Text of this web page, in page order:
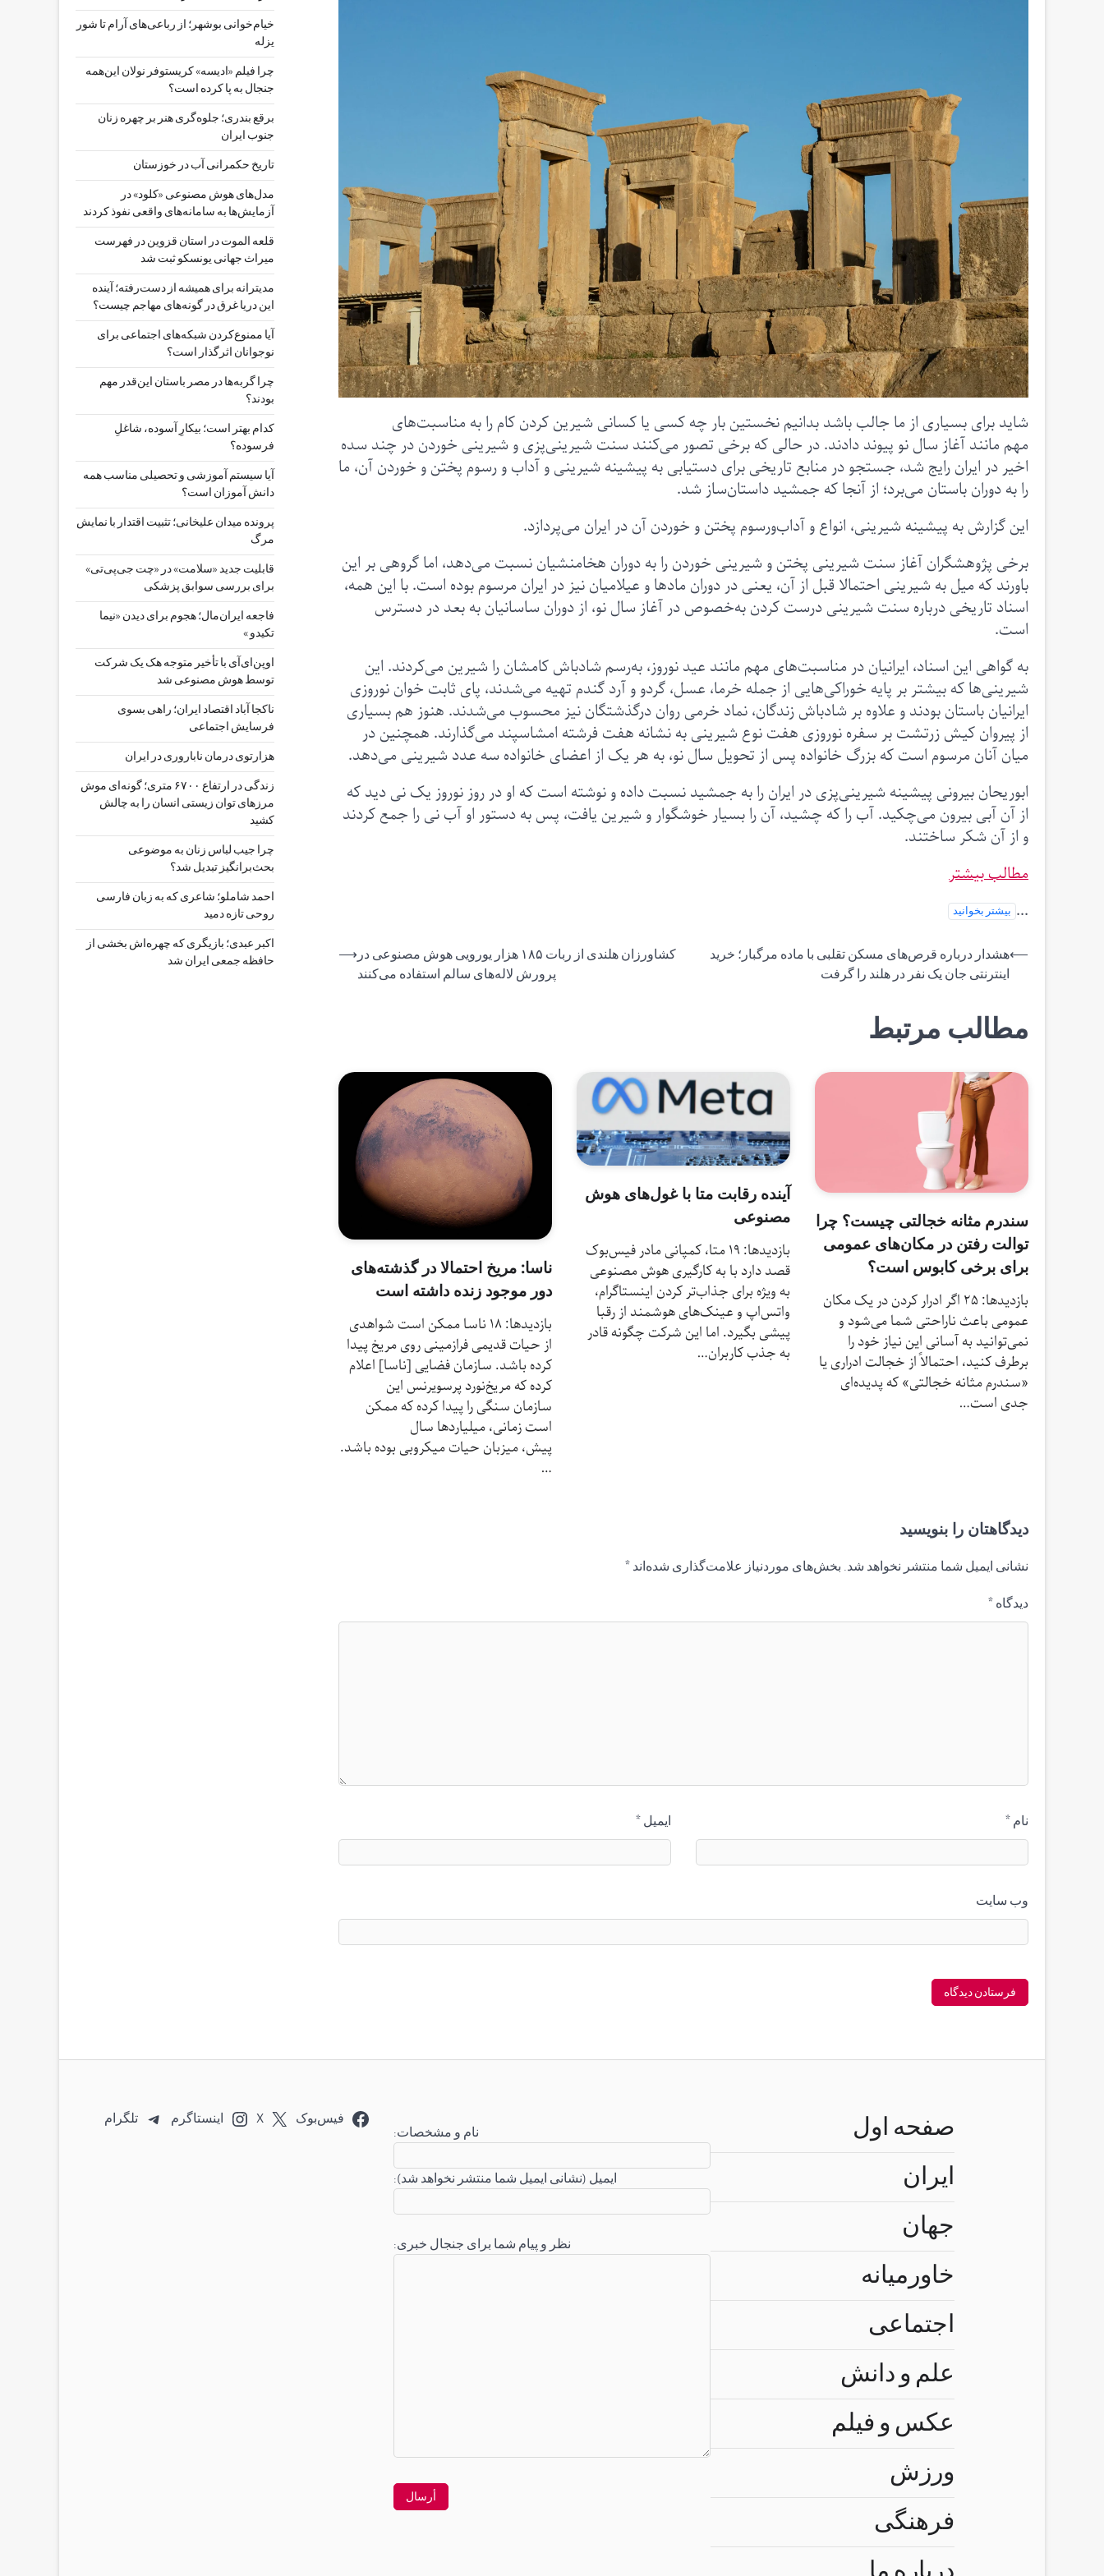
شاید برای بسیاری از ما جالب باشد بدانیم نخستین‌ بار چه کسی یا کسانی شیرین کردن کام را به مناسبت‌های
مهم مانند آغاز سال نو پیوند دادند. در حالی‌ که برخی تصور می‌کنند سنت شیرینی‌پزی و شیرینی‌ خوردن در چند سده
اخیر در ایران رایج شد، جستجو در منابع تاریخی برای دستیابی به پیشینه شیرینی و آداب و رسوم پختن و خوردن آن، ما
را به دوران باستان می‌برد؛ از آنجا که جمشید داستان‌ساز شد.
این گزارش به پیشینه شیرینی، انواع و آداب‌ورسوم پختن و خوردن آن در ایران می‌پردازد.
برخی پژوهشگران آغاز سنت شیرینی پختن و شیرینی خوردن را به دوران هخامنشیان نسبت می‌دهد، اما گروهی بر این
باورند که میل به شیرینی احتمالا قبل از آن، یعنی در دوران مادها و عیلامیان نیز در ایران مرسوم بوده است. با این همه،
اسناد تاریخی درباره سنت شیرینی درست کردن به‌خصوص در آغاز سال نو، از دوران ساسانیان به بعد در دسترس
است.
به گواهی این اسناد، ایرانیان در مناسبت‌های مهم مانند عید نوروز، به‌رسم شادباش کامشان را شیرین می‌کردند. این
شیرینی‌ها که بیشتر بر پایه خوراکی‌هایی از جمله خرما، عسل، گردو و آرد گندم تهیه می‌شدند، پای ثابت خوان نوروزی
ایرانیان باستان بودند و علاوه بر شادباش زندگان، نماد خرمی روان درگذشتگان نیز محسوب می‌شدند. هنوز هم بسیاری
از پیروان کیش زرتشت بر سفره نوروزی‌ هفت نوع شیرینی به نشانه هفت فرشته امشاسپند می‌گذارند. همچنین در
میان آنان مرسوم است که بزرگ خانواده پس از تحویل سال نو، به هر یک از اعضای خانواده سه عدد شیرینی می‌دهد.
ابوریحان بیرونی پیشینه شیرینی‌پزی در ایران را به جمشید نسبت داده و نوشته است که او در روز نوروز یک نی‌ دید که
از آن آبی بیرون می‌چکید. آب را که چشید، آن را بسیار خوشگوار و شیرین یافت، پس به دستور او آب نی را جمع‌ کردند
و از آن شکر ساختند.
مطالب بیشتر
...
بیشتر بخوانید
راهبری
نوشته
⟵هشدار درباره قرص‌های مسکن تقلبی با ماده مرگبار؛ خرید
اینترنتی جان یک نفر در هلند را گرفت
کشاورزان هلندی از ربات ۱۸۵ هزار یورویی هوش مصنوعی در
پرورش لاله‌های سالم استفاده می‌کنند
⟶
مطالب مرتبط
سندرم مثانه خجالتی چیست؟ چرا
توالت رفتن در مکان‌های عمومی
برای برخی کابوس است؟
بازدیدها: 25 اگر ادرار کردن در یک مکان
عمومی باعث ناراحتی شما می‌شود و
نمی‌توانید به آسانی این نیاز خود را
برطرف کنید، احتمالاً از خجالت ادراری یا
«سندرم مثانه خجالتی» که پدیده‌ای
جدی است…
آینده رقابت متا با غول‌های هوش
مصنوعی
بازدیدها: 19 متا، کمپانی مادر فیس‌بوک
قصد دارد با به کارگیری هوش مصنوعی
به ویژه برای جذاب‌تر کردن اینستاگرام،
واتس‌اپ و عینک‌های هوشمند از رقبا
پیشی بگیرد. اما این شرکت چگونه قادر
به جذب کاربران…
ناسا: مریخ احتمالا در گذشته‌های
دور موجود زنده داشته است
بازدیدها: 18 ناسا ممکن است شواهدی
از حیات قدیمی فرازمینی روی مریخ پیدا
کرده باشد. سازمان فضایی [ناسا] اعلام
کرده که مریخ‌نورد پرسویرنس این
سازمان سنگی را پیدا کرده که ممکن
است زمانی، میلیاردها سال
پیش، میزبان حیات میکروبی بوده باشد.
…
دیدگاهتان را بنویسید
نشانی ایمیل شما منتشر نخواهد شد. بخش‌های موردنیاز علامت‌گذاری شده‌اند *
دیدگاه *
نام * ایمیل *
وب‌ سایت
خیام‌خوانی بوشهر؛ از رباعی‌های آرام تا شور
یزله
چرا فیلم «ادیسه» کریستوفر نولان این‌همه
جنجال به پا کرده است؟
برقع بندری؛ جلوه‌گری هنر بر چهره زنان
جنوب ایران
تاریخ حکمرانی آب در خوزستان
مدل‌های هوش مصنوعی «کلود» در
آزمایش‌ها به سامانه‌های واقعی نفوذ کردند
قلعه الموت در استان قزوین در فهرست
میراث جهانی یونسکو ثبت شد
مدیترانه برای همیشه از دست‌رفته؛ آینده
این دریا غرق در گونه‌های مهاجم چیست؟
آیا ممنوع‌کردن شبکه‌های اجتماعی برای
نوجوانان اثرگذار است؟
چرا گربه‌ها در مصر باستان این‌قدر مهم
بودند؟
کدام بهتر است؛ بیکارِ آسوده، شاغلِ
فرسوده؟
آیا سیستم آموزشی و تحصیلی مناسب همه
دانش آموزان است؟
پرونده میدان علیخانی؛ تثبیت اقتدار با نمایش
مرگ
قابلیت جدید «سلامت» در «چت ‌جی‌پی‌تی»
برای بررسی سوابق پزشکی
فاجعه ایران‌مال؛ هجوم برای دیدن «نیما
تکیدو »
اوپن‌ای‌آی با تأخیر متوجه هک یک شرکت
توسط هوش مصنوعی شد
ناکجا آباد اقتصاد ایران؛ راهی بسوی
فرسایش اجتماعی
هزارتوی درمان ناباروری در ایران
زندگی در ارتفاع ۶۷۰۰ متری؛ گونه‌ای موش
مرزهای توان زیستی انسان را به چالش
کشید
چرا جیب‌ لباس زنان به موضوعی
بحث‌برانگیز تبدیل شد؟
احمد شاملو؛ شاعری که به زبان فارسی
روحی تازه دمید
اکبر عبدی؛ بازیگری که چهره‌اش بخشی از
حافظه جمعی ایران شد
صفحه اول
ایران
جهان
خاورمیانه
اجتماعی
علم و دانش
عکس و فیلم
ورزش
فرهنگی
:نام و مشخصات
:ایمیل (نشانی ایمیل شما منتشر نخواهد شد)
:نظر و پیام شما برای جنجال خبری
فیس‌بوک X اینستاگرم تلگرام